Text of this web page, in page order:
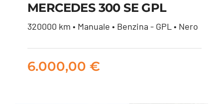
MERCEDES 300 SE GPL
320000 km • Manuale • Benzina - GPL • Nero
6.000,00 €